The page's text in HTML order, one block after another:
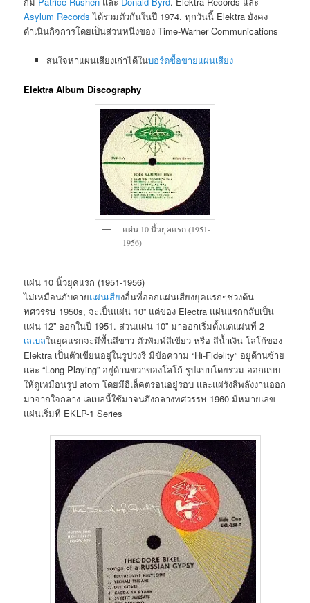
Asylum Records ได้รวมตัวกันในปี 1974. ทุกวันนี้ Elektra ยังคง
ดำเนินกิจการโดยเป็นส่วนหนึ่งของ Time-Warner Communications
สนใจหาแผ่นเสียงเก่าได้ในบอร์ดซื้อขายแผ่นเสียง
Elektra Album Discography
แผ่น 10 นิ้วยุคแรก (1951-
1956)
แผ่น 10 นิ้วยุคแรก (1951-1956)
ไม่เหมือนกับค่ายแผ่นเสียงอื่นที่ออกแผ่นเสียงยุคแรกๆช่วงต้น
ทศวรรษ 1950s, จะเป็นแผ่น 10” แต่ของ Electra แผ่นแรกกลับเป็น
แผ่น 12” ออกในปี 1951. ส่วนแผ่น 10” มาออกเริ่มตั้งแต่แผ่นที่ 2
เลเบลในยุคแรกจะมีพื้นสีขาว ตัวพิมพ์สีเขียว หรือ สีน้ำเงิน โลโก้ของ
Elektra เป็นตัวเขียนอยู่ในรูปวงรี มีข้อความ “Hi-Fidelity” อยู่ด้านซ้าย
และ “Long Playing” อยู่ด้านขวาของโลโก้ รูปแบบโดยรวม ออกแบบ
ให้ดูเหมือนรูป atom โดยมีอีเล็คตรอนอยู่รอบ และแผ่รังสีพลังงานออก
มาจากใจกลาง เลเบลนี้ใช้มาจนถึงกลางทศวรรษ 1960 มีหมายเลข
แผ่นเริ่มที่ EKLP-1 Series